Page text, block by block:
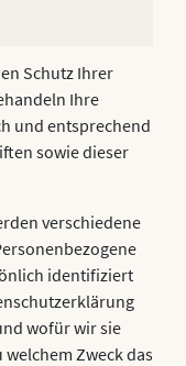
Schutz Ihrer
Ihre
und entsprechend
sowie dieser
verschiedene
identifiziert
wofür wir sie
Zweck das